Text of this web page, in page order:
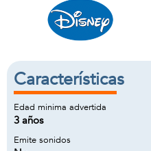
Características
Edad minima advertida
3 años
Emite sonidos